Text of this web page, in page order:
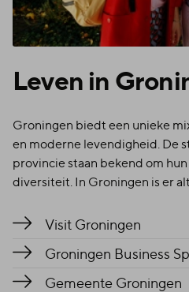
Leven in
Groningen biedt een unieke
en moderne levendigheid. De
provincie staan bekend om
diversiteit. In Groningen is er
Visit Groningen
Groningen Business
Gemeente Groningen